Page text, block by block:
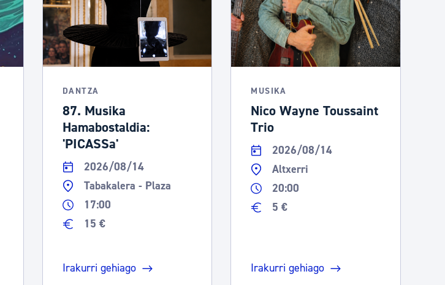
DANTZA
87. Musika
Hamabostaldia:
'PICASSa'
2026/08/14
Tabakalera - Plaza
17:00
15 €
Irakurri gehiago
MUSIKA
Nico Wayne Toussaint
Trio
2026/08/14
Altxerri
20:00
5 €
Irakurri gehiago